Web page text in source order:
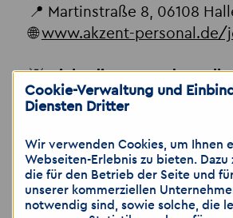
📍 Martinstraße 8, 06108
🌐www.akzent-personal.de/
💡Nicht die passende Stelle
Problem!
Sie sind in der
Maschinenbau oder in der
Hause – egal ob Produktion,
Schweißen, Montage oder
Cookie-Verwaltung und
Diensten Dritter
Wir verwenden Cookies, um Ihnen
Webseiten-Erlebnis zu bieten. Dazu
die für den Betrieb der Seite und
unserer kommerziellen
notwendig sind, sowie solche, die